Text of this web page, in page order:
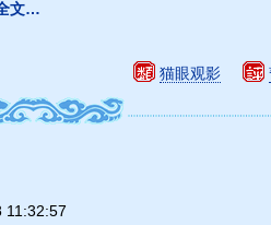
文…
猫眼观影
11:32:57